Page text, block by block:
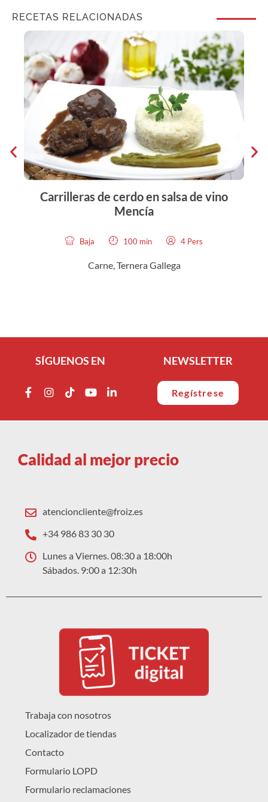
RECETAS RELACIONADAS
Carrilleras de cerdo en salsa de vino
Mencía
Baja 100 min 4 Pers
Carne, Ternera Gallega
SÍGUENOS EN NEWSLETTER
Regístrese
Calidad al mejor precio
atencioncliente@froiz.es
+34 986 83 30 30
Lunes a Viernes. 08:30 a 18:00h
Sábados. 9:00 a 12:30h
Trabaja con nosotros
Localizador de tiendas
Contacto
Formulario LOPD
Formulario reclamaciones